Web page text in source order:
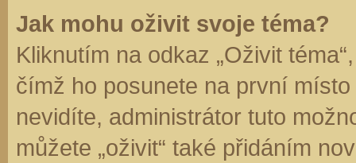
Jak mohu oživit svoje téma?
Kliknutím na odkaz „Oživit
čímž ho posunete na první
nevidíte, administrátor tuto
můžete „oživit“ také přidáním